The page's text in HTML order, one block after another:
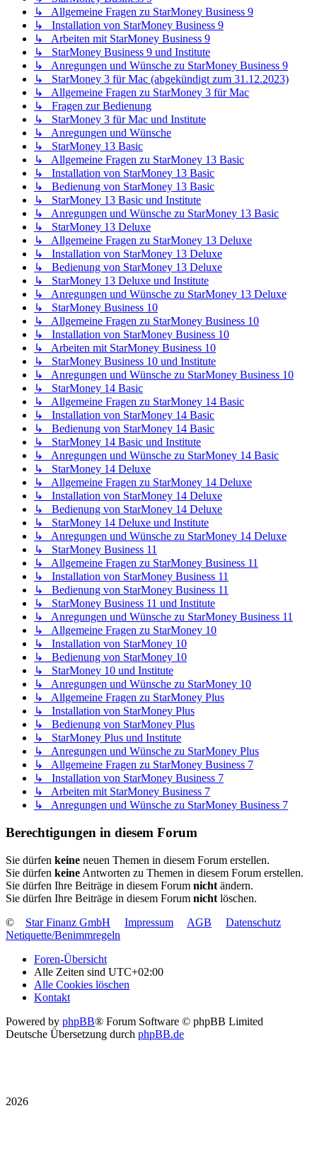
↳ Allgemeine Fragen zu StarMoney Business 9
↳ Installation von StarMoney Business 9
↳ Arbeiten mit StarMoney Business 9
↳ StarMoney Business 9 und Institute
↳ Anregungen und Wünsche zu StarMoney Business 9
↳ StarMoney 3 für Mac (abgekündigt zum 31.12.2023)
↳ Allgemeine Fragen zu StarMoney 3 für Mac
↳ Fragen zur Bedienung
↳ StarMoney 3 für Mac und Institute
↳ Anregungen und Wünsche
↳ StarMoney 13 Basic
↳ Allgemeine Fragen zu StarMoney 13 Basic
↳ Installation von StarMoney 13 Basic
↳ Bedienung von StarMoney 13 Basic
↳ StarMoney 13 Basic und Institute
↳ Anregungen und Wünsche zu StarMoney 13 Basic
↳ StarMoney 13 Deluxe
↳ Allgemeine Fragen zu StarMoney 13 Deluxe
↳ Installation von StarMoney 13 Deluxe
↳ Bedienung von StarMoney 13 Deluxe
↳ StarMoney 13 Deluxe und Institute
↳ Anregungen und Wünsche zu StarMoney 13 Deluxe
↳ StarMoney Business 10
↳ Allgemeine Fragen zu StarMoney Business 10
↳ Installation von StarMoney Business 10
↳ Arbeiten mit StarMoney Business 10
↳ StarMoney Business 10 und Institute
↳ Anregungen und Wünsche zu StarMoney Business 10
↳ StarMoney 14 Basic
↳ Allgemeine Fragen zu StarMoney 14 Basic
↳ Installation von StarMoney 14 Basic
↳ Bedienung von StarMoney 14 Basic
↳ StarMoney 14 Basic und Institute
↳ Anregungen und Wünsche zu StarMoney 14 Basic
↳ StarMoney 14 Deluxe
↳ Allgemeine Fragen zu StarMoney 14 Deluxe
↳ Installation von StarMoney 14 Deluxe
↳ Bedienung von StarMoney 14 Deluxe
↳ StarMoney 14 Deluxe und Institute
↳ Anregungen und Wünsche zu StarMoney 14 Deluxe
↳ StarMoney Business 11
↳ Allgemeine Fragen zu StarMoney Business 11
↳ Installation von StarMoney Business 11
↳ Bedienung von StarMoney Business 11
↳ StarMoney Business 11 und Institute
↳ Anregungen und Wünsche zu StarMoney Business 11
↳ Allgemeine Fragen zu StarMoney 10
↳ Installation von StarMoney 10
↳ Bedienung von StarMoney 10
↳ StarMoney 10 und Institute
↳ Anregungen und Wünsche zu StarMoney 10
↳ Allgemeine Fragen zu StarMoney Plus
↳ Installation von StarMoney Plus
↳ Bedienung von StarMoney Plus
↳ StarMoney Plus und Institute
↳ Anregungen und Wünsche zu StarMoney Plus
↳ Allgemeine Fragen zu StarMoney Business 7
↳ Installation von StarMoney Business 7
↳ Arbeiten mit StarMoney Business 7
↳ Anregungen und Wünsche zu StarMoney Business 7
Berechtigungen in diesem Forum
Sie dürfen keine neuen Themen in diesem Forum erstellen.
Sie dürfen keine Antworten zu Themen in diesem Forum erstellen.
Sie dürfen Ihre Beiträge in diesem Forum nicht ändern.
Sie dürfen Ihre Beiträge in diesem Forum nicht löschen.
©
Star Finanz GmbH Impressum AGB
Datenschutz
Netiquette/Benimmregeln
Foren-Übersicht
Alle Zeiten sind UTC+02:00
Alle Cookies löschen
Kontakt
Powered by phpBB® Forum Software © phpBB Limited
Deutsche Übersetzung durch phpBB.de
2026